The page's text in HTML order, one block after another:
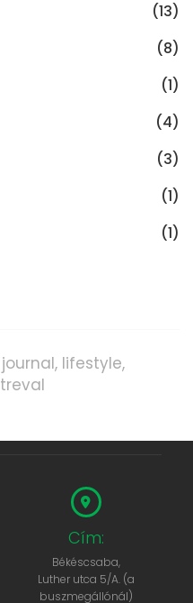
(13)
(8)
(1)
(4)
(3)
(1)
(1)
journal lifestyle
treval
Cím:
Békéscsaba,
Luther utca 5/A. (a
buszmegállónál)